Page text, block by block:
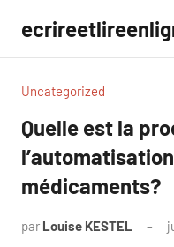
contenu
Uncategorized
Quelle est la
médicaments?
par Louise KESTEL